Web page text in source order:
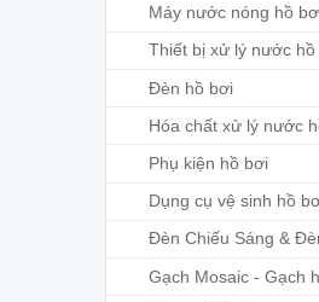
Máy nước nóng hồ
Thiết bị xử lý nước
Đèn hồ bơi
Hóa chất xử lý nước
Phụ kiện hồ bơi
Dụng cụ vệ sinh hồ
Đèn Chiếu Sáng &
Gạch Mosaic - Gạch